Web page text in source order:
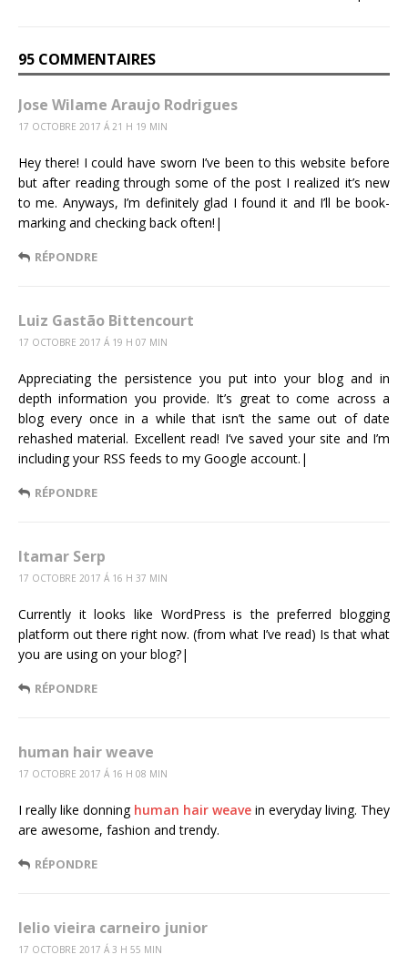
95 COMMENTAIRES
Jose Wilame Araujo Rodrigues
17 OCTOBRE 2017 Á 21 H 19 MIN
Hey there! I could have sworn I’ve been to this website before
but after reading through some of the post I realized it’s new
to me. Anyways, I’m definitely glad I found it and I’ll be book-
marking and checking back often!|
RÉPONDRE
Luiz Gastão Bittencourt
17 OCTOBRE 2017 Á 19 H 07 MIN
Appreciating the persistence you put into your blog and in
depth information you provide. It’s great to come across a
blog every once in a while that isn’t the same out of date
rehashed material. Excellent read! I’ve saved your site and I’m
including your RSS feeds to my Google account.|
RÉPONDRE
Itamar Serp
17 OCTOBRE 2017 Á 16 H 37 MIN
Currently it looks like WordPress is the preferred blogging
platform out there right now. (from what I’ve read) Is that what
you are using on your blog?|
RÉPONDRE
human hair weave
17 OCTOBRE 2017 Á 16 H 08 MIN
I really like donning human hair weave in everyday living. They
are awesome, fashion and trendy.
RÉPONDRE
lelio vieira carneiro junior
17 OCTOBRE 2017 Á 3 H 55 MIN